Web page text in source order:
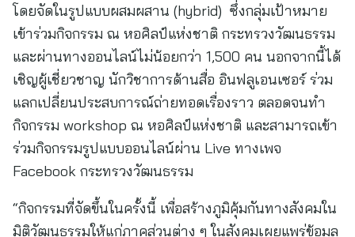
โดยจัดในรูปแบบผสมผสาน (hybrid) ซึ่งกลุ่มเป้าหมาย
เข้าร่วมกิจกรรม ณ หอศิลป์แห่งชาติ กระทรวงวัฒนธรรม
และผ่านทางออนไลน์ไม่น้อยกว่า 1,500 คน นอกจากนี้ได้
เชิญผู้เชี่ยวชาญ นักวิชาการด้านสื่อ อินฟลูเอนเซอร์ ร่วม
แลกเปลี่ยนประสบการณ์ถ่ายทอดเรื่องราว ตลอดจนทำ
กิจกรรม workshop ณ หอศิลป์แห่งชาติ และสามารถเข้า
ร่วมกิจกรรมรูปแบบออนไลน์ผ่าน Live ทางเพจ
Facebook กระทรวงวัฒนธรรม
“กิจกรรมที่จัดขึ้นในครั้งนี้ เพื่อสร้างภูมิคุ้มกันทางสังคมใน
มิติวัฒนธรรมให้แก่ภาคส่วนต่าง ๆ ในสังคมเผยแพร่ข้อมูล